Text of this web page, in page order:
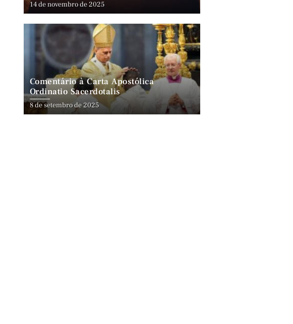
14 de novembro de 2025
Comentário à Carta Apostólica
Ordinatio Sacerdotalis
8 de setembro de 2025